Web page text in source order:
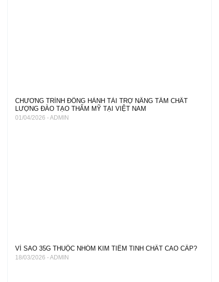
CHƯƠNG TRÌNH ĐỒNG HÀNH TÀI TRỢ NÂNG TẦM CHẤT
LƯỢNG ĐÀO TẠO THẨM MỸ TẠI VIỆT NAM
01/04/2026 - ADMIN
VÌ SAO 35G THUỘC NHÓM KIM TIÊM TINH CHẤT CAO CẤP?
18/03/2026 - ADMIN